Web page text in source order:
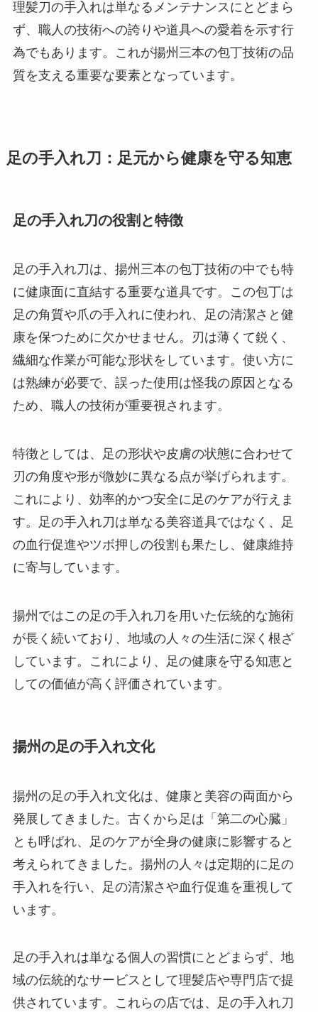
理髪刀の手入れは単なるメンテナンスにとどまら
ず、職人の技術への誇りや道具への愛着を示す行
為でもあります。これが揚州三本の包丁技術の品
質を支える重要な要素となっています。
足の手入れ刀：足元から健康を守る知恵
足の手入れ刀の役割と特徴
足の手入れ刀は、揚州三本の包丁技術の中でも特
に健康面に直結する重要な道具です。この包丁は
足の角質や爪の手入れに使われ、足の清潔さと健
康を保つために欠かせません。刃は薄くて鋭く、
繊細な作業が可能な形状をしています。使い方に
は熟練が必要で、誤った使用は怪我の原因となる
ため、職人の技術が重要視されます。
特徴としては、足の形状や皮膚の状態に合わせて
刃の角度や形が微妙に異なる点が挙げられます。
これにより、効率的かつ安全に足のケアが行えま
す。足の手入れ刀は単なる美容道具ではなく、足
の血行促進やツボ押しの役割も果たし、健康維持
に寄与しています。
揚州ではこの足の手入れ刀を用いた伝統的な施術
が長く続いており、地域の人々の生活に深く根ざ
しています。これにより、足の健康を守る知恵と
しての価値が高く評価されています。
揚州の足の手入れ文化
揚州の足の手入れ文化は、健康と美容の両面から
発展してきました。古くから足は「第二の心臓」
とも呼ばれ、足のケアが全身の健康に影響すると
考えられてきました。揚州の人々は定期的に足の
手入れを行い、足の清潔さや血行促進を重視して
います。
足の手入れは単なる個人の習慣にとどまらず、地
域の伝統的なサービスとして理髪店や専門店で提
供されています。これらの店では、足の手入れ刀